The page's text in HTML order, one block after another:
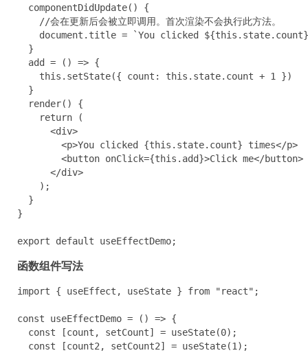
componentDidUpdate() {
//会在更新后会被立即调用。首次渲染不会执行此方法。
document.title = `You clicked
}
add = () => {
this.setState({ count: this.state.count + 1 })
}
render() {
return (
<div>
<p>You clicked {this.state.count} times</p>
<button onClick={this.add}>Click me</button>
</div>
);
}
}
export default useEffectDemo;
函数组件写法
import { useEffect, useState } from "react";
const useEffectDemo = () => {
const [count, setCount] = useState(0);
const [count2, setCount2] = useState(1);